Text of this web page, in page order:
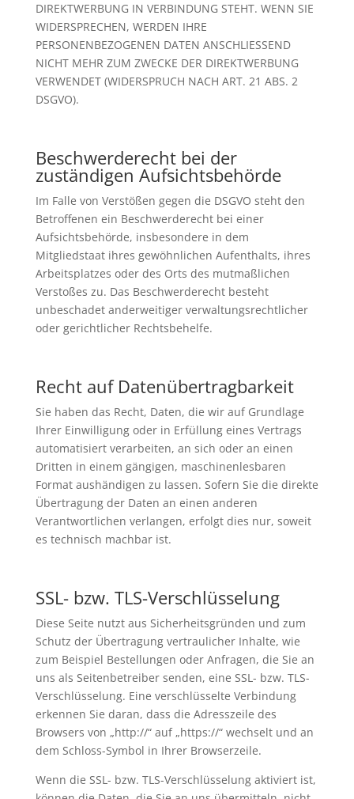
DIREKTWERBUNG IN VERBINDUNG STEHT. WENN SIE
WIDERSPRECHEN, WERDEN IHRE
PERSONENBEZOGENEN DATEN ANSCHLIESSEND
NICHT MEHR ZUM ZWECKE DER DIREKTWERBUNG
VERWENDET (WIDERSPRUCH NACH ART. 21 ABS. 2
DSGVO).
Beschwerderecht bei der
zuständigen Aufsichtsbehörde
Im Falle von Verstößen gegen die DSGVO steht den
Betroffenen ein Beschwerderecht bei einer
Aufsichtsbehörde, insbesondere in dem
Mitgliedstaat ihres gewöhnlichen Aufenthalts, ihres
Arbeitsplatzes oder des Orts des mutmaßlichen
Verstoßes zu. Das Beschwerderecht besteht
unbeschadet anderweitiger verwaltungsrechtlicher
oder gerichtlicher Rechtsbehelfe.
Recht auf Datenübertragbarkeit
Sie haben das Recht, Daten, die wir auf Grundlage
Ihrer Einwilligung oder in Erfüllung eines Vertrags
automatisiert verarbeiten, an sich oder an einen
Dritten in einem gängigen, maschinenlesbaren
Format aushändigen zu lassen. Sofern Sie die direkte
Übertragung der Daten an einen anderen
Verantwortlichen verlangen, erfolgt dies nur, soweit
es technisch machbar ist.
SSL- bzw. TLS-Verschlüsselung
Diese Seite nutzt aus Sicherheitsgründen und zum
Schutz der Übertragung vertraulicher Inhalte, wie
zum Beispiel Bestellungen oder Anfragen, die Sie an
uns als Seitenbetreiber senden, eine SSL- bzw. TLS-
Verschlüsselung. Eine verschlüsselte Verbindung
erkennen Sie daran, dass die Adresszeile des
Browsers von „http://“ auf „https://“ wechselt und an
dem Schloss-Symbol in Ihrer Browserzeile.
Wenn die SSL- bzw. TLS-Verschlüsselung aktiviert ist,